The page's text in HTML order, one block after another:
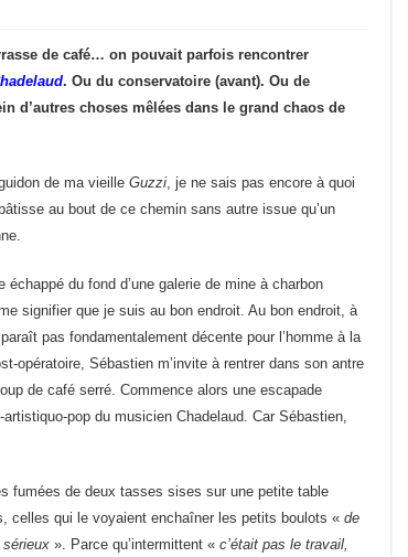
de café… on pouvait parfois rencontrer
. Ou du conservatoire (avant). Ou de
d’autres choses mêlées dans le grand chaos de
de ma vieille Guzzi, je ne sais pas encore à quoi
au bout de ce chemin sans autre issue qu’un
du fond d’une galerie de mine à charbon
signifier que je suis au bon endroit. Au bon endroit, à
pas fondamentalement décente pour l’homme à la
opératoire, Sébastien m’invite à rentrer dans son antre
de café serré. Commence alors une escapade
pop du musicien Chadelaud. Car Sébastien,
fumées de deux tasses sises sur une petite table
celles qui le voyaient enchaîner les petits boulots « de
sérieux ». Parce qu’intermittent « c’était pas le travail,